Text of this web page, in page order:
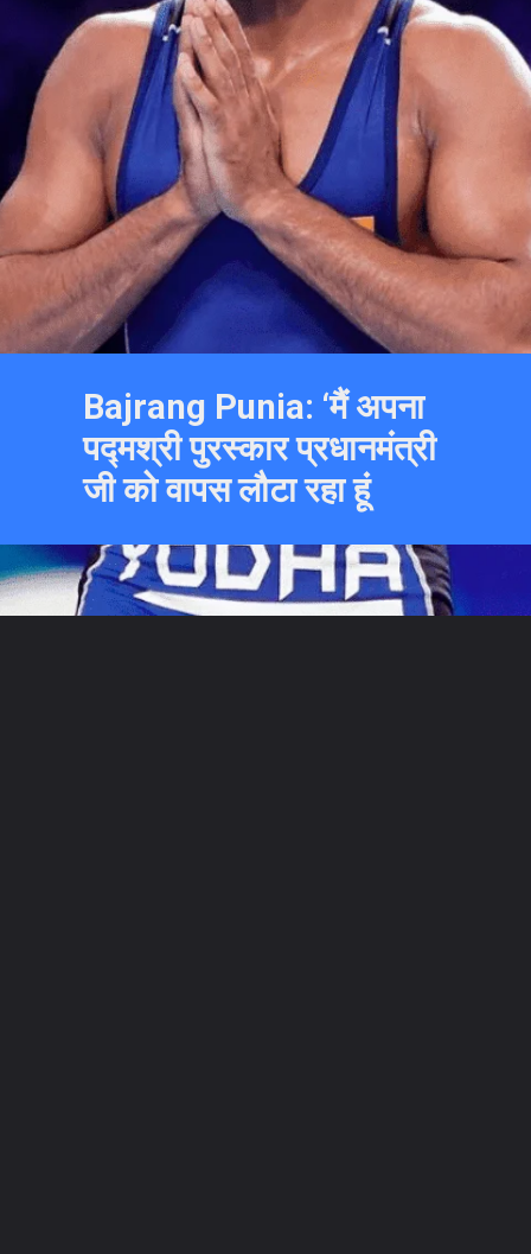
Bajrang Punia: ‘मैं अपना
पद्मश्री पुरस्कार प्रधानमंत्री
जी को वापस लौटा रहा हूं